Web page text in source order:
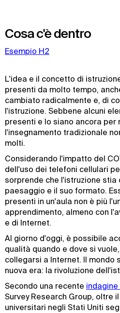
Cosa c'è dentro
Esempio H2
L'idea e il concetto di
presenti da molto tempo,
cambiato radicalmente e, di
l'istruzione. Sebbene alcuni
presenti e lo siano ancora per
l'insegnamento tradizionale
molti.
Considerando l'impatto del
dell'uso dei telefoni cellulari
sorprende che l'istruzione stia
paesaggio e il suo formato.
presenti in un'aula non è più
apprendimento, almeno con
e di Internet.
Al giorno d'oggi, è possibile
qualità quando e dove si
collegarsi a Internet. Il mondo
nuova era: la rivoluzione
Secondo una recente indagine
Survey Research Group, oltre
universitari negli Stati Uniti